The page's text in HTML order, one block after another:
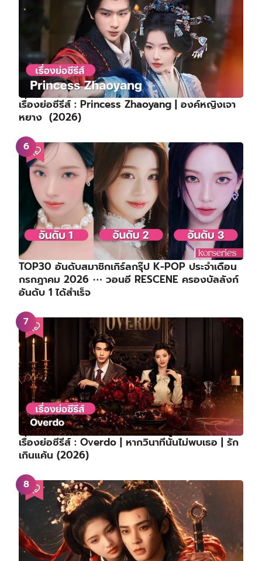
เรื่องย่อซีรีส์ : Princess Zhaoyang | องค์หญิงเจา
หยาง (2026)
TOP30 อันดับสมาชิกเกิร์ลกรุ๊ป K-POP ประจำเดือน
กรกฎาคม 2026 ⋯ วอนอี RESCENE ครองบัลลังก์
อันดับ 1 ได้สำเร็จ
เรื่องย่อซีรีส์ : Overdo | หากวินาทีนั้นไม่พบเธอ | รัก
เกินแค้น (2026)